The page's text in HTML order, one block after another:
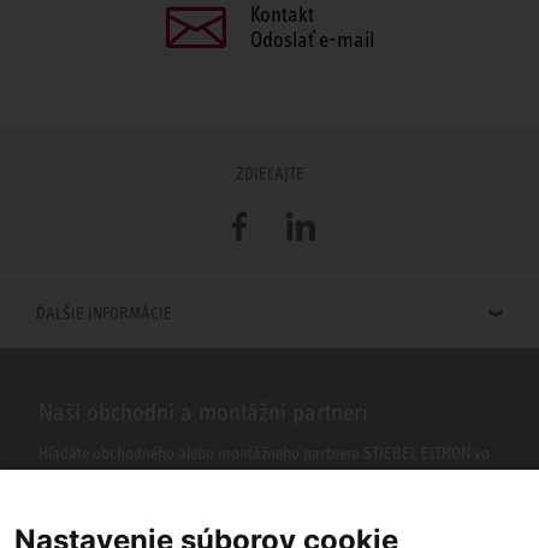
Kontakt
Odoslať e-mail
ZDIEĽAJTE
FacebookLinkedIn
ĎALŠIE INFORMÁCIE
Nastavenie súborov cookie